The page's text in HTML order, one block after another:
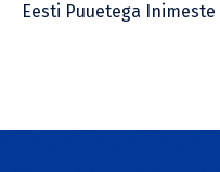
Eesti Puuetega Inimeste